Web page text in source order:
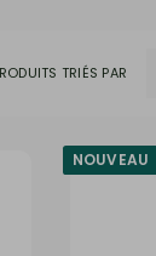
TRIÉS PAR
NOUVEAU